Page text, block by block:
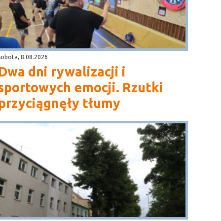
8.08.2026
dni rywalizacji i
emocji. Rzutki
tłumy